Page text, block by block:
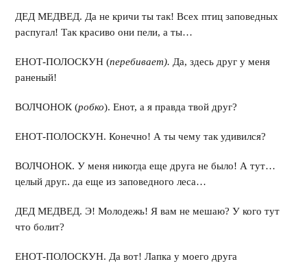
ДЕД МЕДВЕД. Да не кричи ты так! Всех птиц заповедных
распугал! Так красиво они пели, а ты…
ЕНОТ-ПОЛОСКУН (перебивает). Да, здесь друг у меня
раненый!
ВОЛЧОНОК (робко). Енот, а я правда твой друг?
ЕНОТ-ПОЛОСКУН. Конечно! А ты чему так удивился?
ВОЛЧОНОК. У меня никогда еще друга не было! А тут…
целый друг.. да еще из заповедного леса…
ДЕД МЕДВЕД. Э! Молодежь! Я вам не мешаю? У кого тут
что болит?
ЕНОТ-ПОЛОСКУН. Да вот! Лапка у моего друга